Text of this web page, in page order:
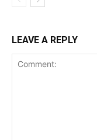
LEAVE A REPLY